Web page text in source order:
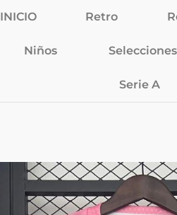
INICIO Retro
Niños Selecciones
Serie A